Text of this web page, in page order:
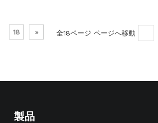
18 » 全18ページ ページへ移動
製品